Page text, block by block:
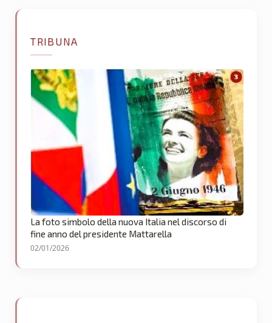
TRIBUNA
La foto simbolo della nuova Italia nel discorso di
fine anno del presidente Mattarella
02/01/2026